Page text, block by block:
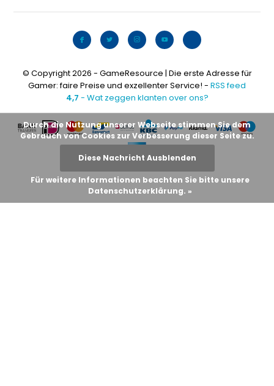
© Copyright 2026 - GameResource | Die erste Adresse für
Gamer: faire Preise und exzellenter Service! - RSS feed
4,7 - Wat zeggen klanten over ons?
Durch die Nutzung unserer Webseite stimmen Sie dem
Gebrauch von Cookies zur Verbesserung dieser Seite zu.
Diese Nachricht Ausblenden
Für weitere Informationen beachten Sie bitte unsere
Datenschutzerklärung. »